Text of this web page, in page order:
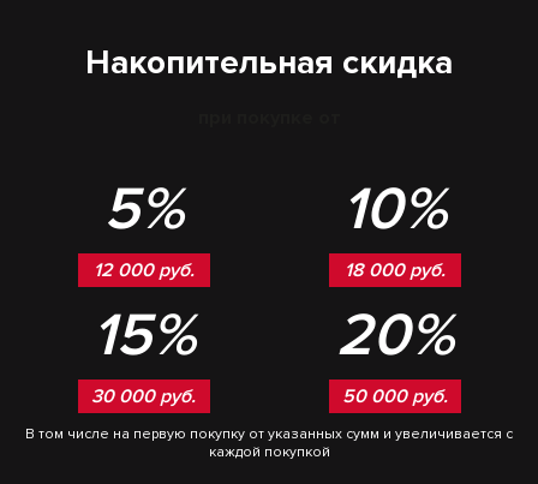
Накопительная скидка
5%
12 000 руб.
10%
18 000 руб.
15%
30 000 руб.
20%
50 000 руб.
В том числе на первую покупку от указанных сумм и увеличивается с
каждой покупкой